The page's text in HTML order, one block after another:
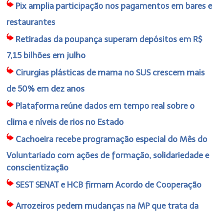
Pix amplia participação nos pagamentos em bares e
restaurantes
Retiradas da poupança superam depósitos em R$
7,15 bilhões em julho
Cirurgias plásticas de mama no SUS crescem mais
de 50% em dez anos
Plataforma reúne dados em tempo real sobre o
clima e níveis de rios no Estado
Cachoeira recebe programação especial do Mês do
Voluntariado com ações de formação, solidariedade e
conscientização
SEST SENAT e HCB firmam Acordo de Cooperação
Arrozeiros pedem mudanças na MP que trata da